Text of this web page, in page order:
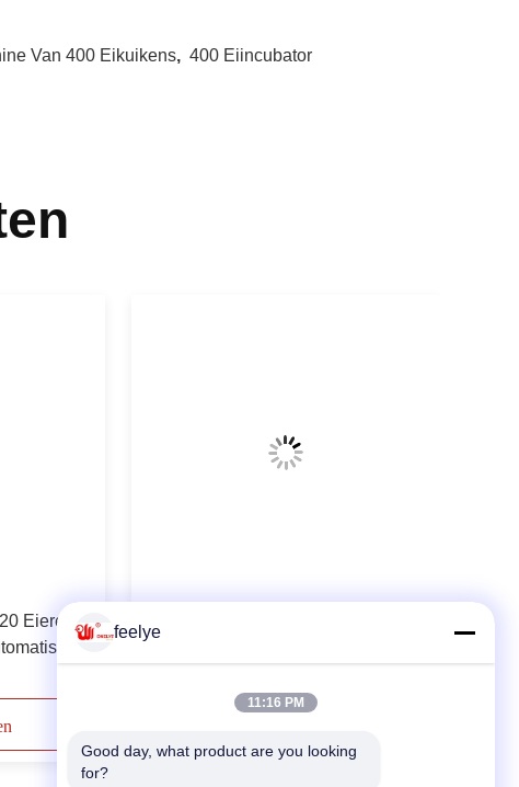
Van 400 Eikuikens, 400 Eiincubator
Eieren
Eierenkabinet van het de
Landbouwbedrijfincubator het
feelye
11:16 PM
Good day, what product are you looking
for?